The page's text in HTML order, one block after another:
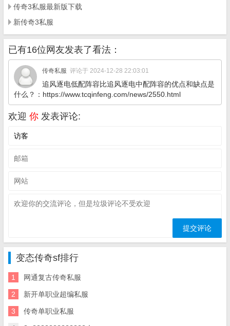
传奇3私服最新版下载
新传奇3私服
已有16位网友发表了看法：
传奇私服 评论于 2024-12-28 22:03:01
追风逐电低配阵容比追风逐电中配阵容的优点和缺点是
什么？：https://www.tcqinfeng.com/news/2550.html
欢迎 你 发表评论:
变态传奇sf排行
1 网通复古传奇私服
2 新开单职业超编私服
3 传奇单职业私服